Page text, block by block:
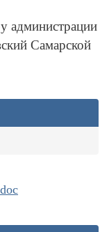
администрации
Самарской